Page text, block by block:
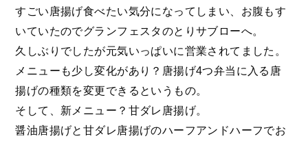
すごい唐揚げ食べたい気分になってしまい、お腹もす
いていたのでグランフェスタのとりサブローへ。
久しぶりでしたが元気いっぱいに営業されてました。
メニューも少し変化があり？唐揚げ4つ弁当に入る唐
揚げの種類を変更できるというもの。
そして、新メニュー？甘ダレ唐揚げ。
醤油唐揚げと甘ダレ唐揚げのハーフアンドハーフでお